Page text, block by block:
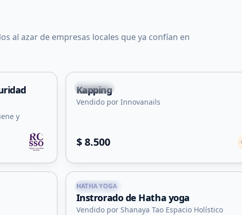
al azar de empresas locales que ya confían en
y
Capital
Servicio
Kapping
Vendido por Innovanails
$ 8.500
Concarán
Servicio
HATHA YOGA
Instrorado de Hatha yoga
Vendido por Shanaya Tao Espacio Holístico